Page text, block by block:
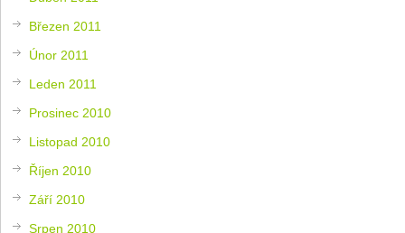
Březen 2011
Únor 2011
Leden 2011
Prosinec 2010
Listopad 2010
Říjen 2010
Září 2010
Srpen 2010